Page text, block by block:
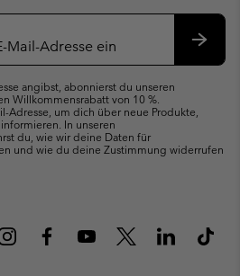
angibst, abonnierst du unseren
Willkommensrabatt von 10 %.
Adresse, um dich über neue Produkte,
In unseren
du, wie wir deine Daten für
und wie du deine Zustimmung widerrufen